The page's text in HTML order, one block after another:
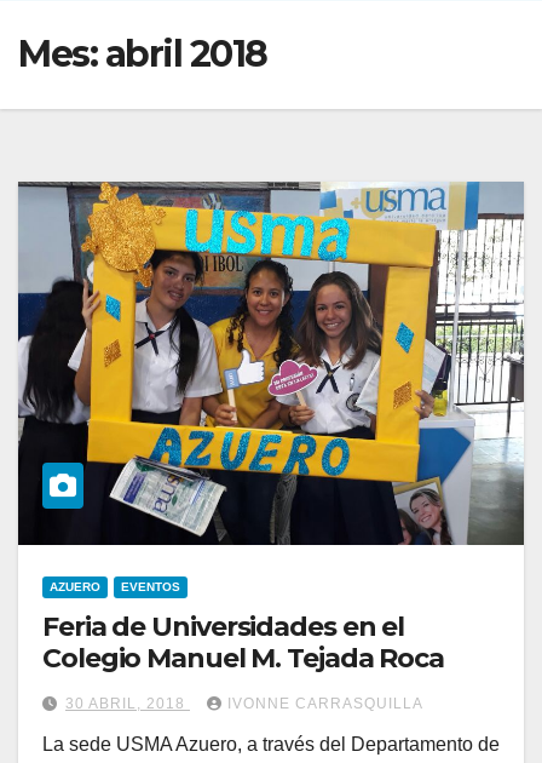
Mes:abril 2018
AZUERO EVENTOS
Feria de Universidades en el
Colegio Manuel M. Tejada Roca
30 ABRIL, 2018 IVONNE CARRASQUILLA
La sede USMA Azuero, a través del Departamento de